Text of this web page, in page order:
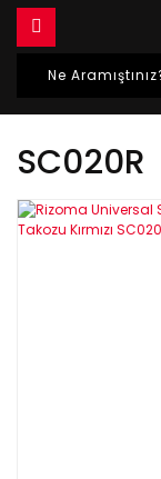
SC020R